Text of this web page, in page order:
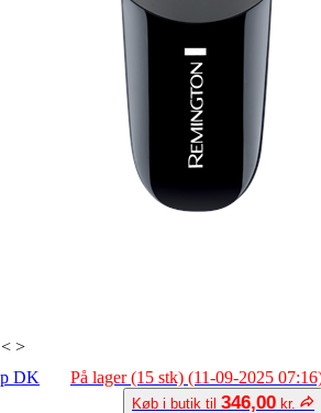
< >
På lager (15 stk) (11-09-2025
Køb i butik til 346,00 kr.